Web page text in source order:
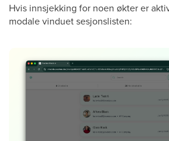
Hvis innsjekking for noen økter er
modale vinduet sesjonslisten: